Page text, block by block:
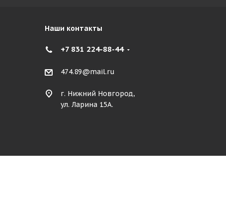
Наши контакты
+7 831 224-88-44
474.89@mail.ru
г. Нижний Новгород,
ул. Ларина 15А.